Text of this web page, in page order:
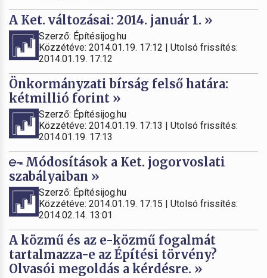
A Ket. változásai: 2014. január 1. »
Szerző: Építésijog.hu
Közzétéve: 2014.01.19. 17:12 | Utolsó frissítés:
2014.01.19. 17:12
Önkormányzati bírság felső határa:
kétmillió forint »
Szerző: Építésijog.hu
Közzétéve: 2014.01.19. 17:13 | Utolsó frissítés:
2014.01.19. 17:13
Módosítások a Ket. jogorvoslati
szabályaiban »
Szerző: Építésijog.hu
Közzétéve: 2014.01.19. 17:15 | Utolsó frissítés:
2014.02.14. 13:01
A közmű és az e-közmű fogalmát
tartalmazza-e az Építési törvény?
Olvasói megoldás a kérdésre. »